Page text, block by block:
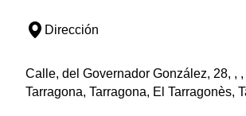
Dirección
Calle, del Governador González, 28, , ,
Tarragona, Tarragona, El Tarragonès,